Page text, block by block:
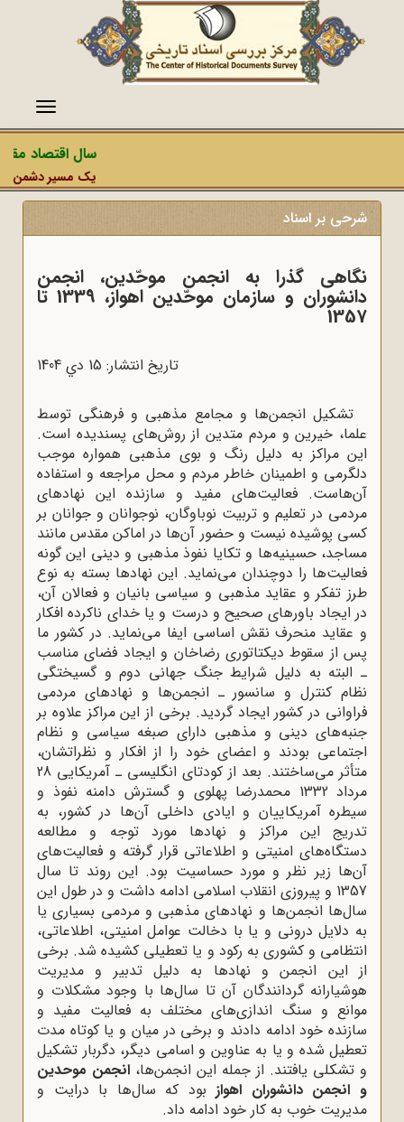
منو
سال اقتصاد
یک مسیر دشمن،
شرحی بر اسناد
نگاهی گذرا به انجمن موحّدین، انجمن
دانشوران و سازمان موحّدین اهواز، 1339 تا
1357
تاریخ انتشار: 15 دي 1404
تشکیل انجمن‌ها و مجامع مذهبی و فرهنگی توسط
علما، خیرین و مردم متدین از روش‌های پسندیده است.
این مراکز به دلیل رنگ و بوی مذهبی همواره موجب
دلگرمی و اطمینان خاطر مردم و محل مراجعه و استفاده
آن‌هاست. فعالیت‌های مفید و سازنده این نهادهای
مردمی در تعلیم و تربیت نوباوگان، نوجوانان و جوانان بر
کسی پوشیده نیست و حضور آن‌ها در اماکن مقدس مانند
مساجد، حسینیه‌ها و تکایا نفوذ مذهبی و دینی این گونه
فعالیت‌ها را دوچندان می‌نماید. این نهادها بسته به نوع
طرز تفکر و عقاید مذهبی و سیاسی بانیان و فعالان آن،
در ایجاد باورهای صحیح و درست و یا خدای ناکرده افکار
و عقاید منحرف نقش اساسی ایفا می‌نماید. در کشور ما
پس از سقوط دیکتاتوری رضاخان و ایجاد فضای مناسب
ـ البته به دلیل شرایط جنگ جهانی دوم و گسیختگی
نظام کنترل و سانسور ـ انجمن‌ها و نهادهای مردمی
فراوانی در کشور ایجاد گردید. برخی از این مراکز علاوه بر
جنبه‌های دینی و مذهبی دارای صبغه سیاسی و نظام
اجتماعی بودند و اعضای خود را از افکار و نظراتشان،
متأثر می‌ساختند. بعد از کودتای انگلیسی ـ آمریکایی 28
مرداد 1332 محمدرضا پهلوی و گسترش دامنه نفوذ و
سیطره آمریکاییان و ایادی داخلی آن‌ها در کشور، به
تدریج این مراکز و نهادها مورد توجه و مطالعه
دستگاه‌های امنیتی و اطلاعاتی قرار گرفته و فعالیت‌های
آن‌ها زیر نظر و مورد حساسیت بود. این روند تا سال
1357 و پیروزی انقلاب اسلامی ادامه داشت و در طول این
سال‌ها انجمن‌ها و نهادهای مذهبی و مردمی بسیاری یا
به دلایل درونی و یا با دخالت عوامل امنیتی، اطلاعاتی،
انتظامی و کشوری به رکود و یا تعطیلی کشیده شد. برخی
از این انجمن و نهادها به دلیل تدبیر و مدیریت
هوشیارانه گردانندگان آن تا سال‌ها با وجود مشکلات و
موانع و سنگ اندازی‌های مختلف به فعالیت مفید و
سازنده خود ادامه دادند و برخی در میان و یا کوتاه مدت
تعطیل شده و یا به عناوین و اسامی دیگر، دگربار تشکیل
و تشکلی یافتند. از جمله این انجمن‌‌ها، انجمن موحدین
و انجمن دانشوران اهوازبود که سال‌ها با درایت و
مدیریت خوب به کار خود ادامه داد.